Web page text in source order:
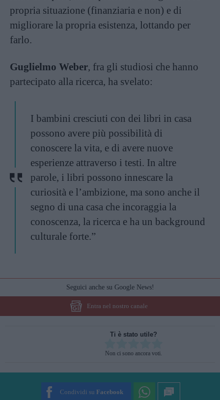
propria situazione (finanziaria e non) e di
migliorare la propria esistenza, lottando per
farlo.
Guglielmo Weber, fra gli studiosi che hanno
partecipato alla ricerca, ha svelato:
I bambini cresciuti con dei libri in casa
possono avere più possibilità di
conoscere la vita, e di avere nuove
esperienze attraverso i testi. In altre
parole, i libri possono innescare la
curiosità e l’ambizione, ma sono anche il
segno di una casa che incoraggia la
conoscenza, la ricerca e ha un background
culturale forte.”
Seguici anche su Google News!
Entra nel nostro canale
Ti è stato utile?
Non ci sono ancora voti.
Condividi su Facebook